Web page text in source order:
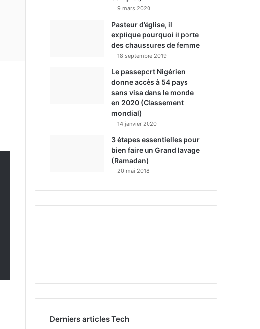
9 mars 2020
Pasteur d’église, il
explique pourquoi il porte
des chaussures de femme
18 septembre 2019
Le passeport Nigérien
donne accès à 54 pays
sans visa dans le monde
en 2020 (Classement
mondial)
14 janvier 2020
3 étapes essentielles pour
bien faire un Grand lavage
(Ramadan)
20 mai 2018
Derniers articles Tech